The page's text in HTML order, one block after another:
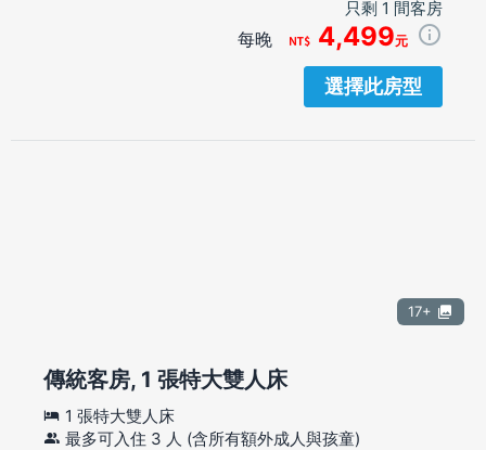
只剩 1 間客房
每晚 4,499元
選擇此房型
17+
傳統客房, 1 張特大雙人床
1 張特大雙人床
最多可入住 3 人 (含所有額外成人與孩童)